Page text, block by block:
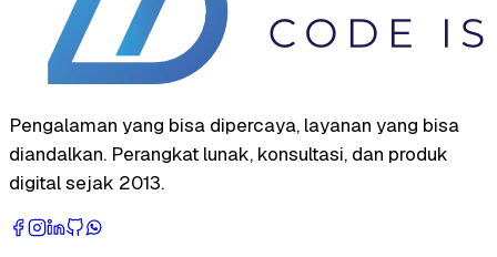
Pengalaman yang bisa dipercaya, layanan yang bisa
diandalkan. Perangkat lunak, konsultasi, dan produk
digital sejak 2013.